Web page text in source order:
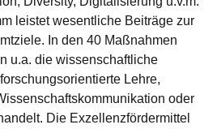
leistet wesentliche Beiträge zur
In den 40 Maßnahmen
u.a. die wissenschaftliche
Lehre,
oder
Die Exzellenzfördermittel